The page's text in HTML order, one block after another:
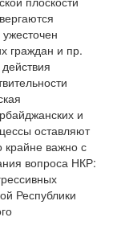
граждан и пр.
и
оставляют
крайне важно с
вопроса НКР:
Республики